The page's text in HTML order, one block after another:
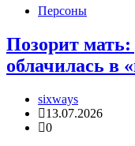
Персоны
Позорит
облачилась в
sixways
13.07.2026
0